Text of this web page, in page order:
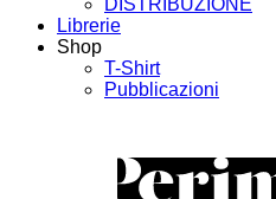
DISTRIBUZIONE
Librerie
Shop
T-Shirt
Pubblicazioni